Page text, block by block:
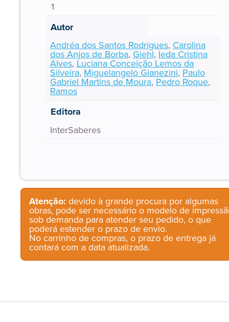
1
Autor
Andréa dos Santos Rodrigues, Carolina
dos Anjos de Borba, Giehl, Ieda Cristina
Alves, Luciana Conceição Lemos da
Silveira, Miguelangelo Gianezini, Paulo
Gabriel Martins de Moura, Pedro Roque,
Ramos
Editora
InterSaberes
Atenção: devido à grande procura por algumas
obras, pode ser necessário o modelo de
sob demanda para atender seu pedido, o que
poderá estender o prazo de envio.
No carrinho de compras, o prazo de entrega já
contará com a data atualizada.